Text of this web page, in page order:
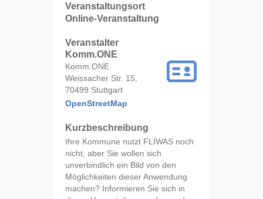
Veranstaltungsort
Online-Veranstaltung
Veranstalter
Komm.ONE
Komm.ONE
Weissacher Str. 15,
70499 Stuttgart
OpenStreetMap
Kurzbeschreibung
Ihre Kommune nutzt FLIWAS noch
nicht, aber Sie wollen sich
unverbindlich ein Bild von den
Möglichkeiten dieser Anwendung
machen? Informieren Sie sich in